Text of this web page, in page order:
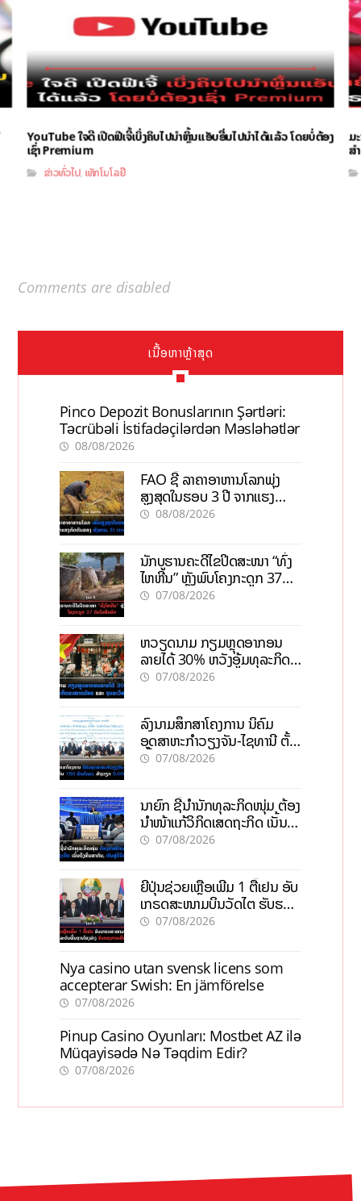
YouTube ໃຈດີ ເປີດຟີເຈີ້ເບິ່ງຄິບໄປນຳຫຼິ້ນແອັບອື່ນໄປນຳໄດ້ແລ້ວ ໂດຍບໍ່ຕ້ອງ
ເຊົ່າ Premium
ຂ່າວທົ່ວໄປ ເທັກໂນໂລຢີ
ມ
ສ
Comments are disabled
ເນື້ອຫາຫຼ້າສຸດ
Pinco Depozit Bonuslarının Şərtləri:
Təcrübəli İstifadəçilərdən Məsləhətlər
08/08/2026
FAO ຊີ້ ລາຄາອາຫານໂລກພຸ່ງ
ສູງສຸດໃນຮອບ 3 ປີ ຈາກແຮງ
ກົດດັນຂອງສົງຄາມ, El nino
08/08/2026
ນັກບູຮານຄະດີໄຂປິດສະໜາ “ທົ່ງ
ໄຫຫີນ” ຫຼັງພົບໂຄງກະດູກ 37
ຄົນໃນຫີນຍັກ
07/08/2026
ຫວຽດນາມ ກຽມຫຼຸດອາກອນ
ລາຍໄດ້ 30% ຫວັງອູ້ມທຸລະກິດ
ຂະໜາດນ້ອຍ ແລະ ຈຸນລະ
07/08/2026
ລົງນາມສຶກສາໂຄງການ ນິຄົມ
ອຸດສາຫະກຳວຽງຈັນ-ໄຊທານີ ຕັ້ງ
ເປົ້າດຶງທຶນ 150 ລ້ານໂດລາ, ສ້າງ
07/08/2026
ນາຍົກ ຊີ້ນຳນັກທຸລະກິດໜຸ່ມ ຕ້ອງ
ນຳໜ້າແກ້ວິກິດເສດຖະກິດ ເນັ້ນດຶງ
ທຶນສາກົນ, ຫັນສູ່ດິຈິຕອນ
07/08/2026
ຍີ່ປຸ່ນຊ່ວຍເຫຼືອເພີ່ມ 1 ຕື້ເຢນ ອັບ
ເກຣດສະໜາມບິນວັດໄຕ ຮັບຮອງ
ການເຕີບໂຕ
07/08/2026
Nya casino utan svensk licens som
accepterar Swish: En jämförelse
07/08/2026
Pinup Casino Oyunları: Mostbet AZ ilə
Müqayisədə Nə Təqdim Edir?
07/08/2026